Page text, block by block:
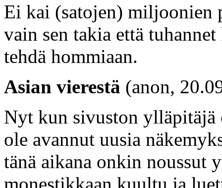
Ei kai (satojen) miljoonien
vain sen takia että
tehdä hommiaan.
Asian vierestä (anon,
Nyt kun sivuston ylläpitäjä
ole avannut uusia
tänä aikana onkin noussut
monestikkaan kuultu ja